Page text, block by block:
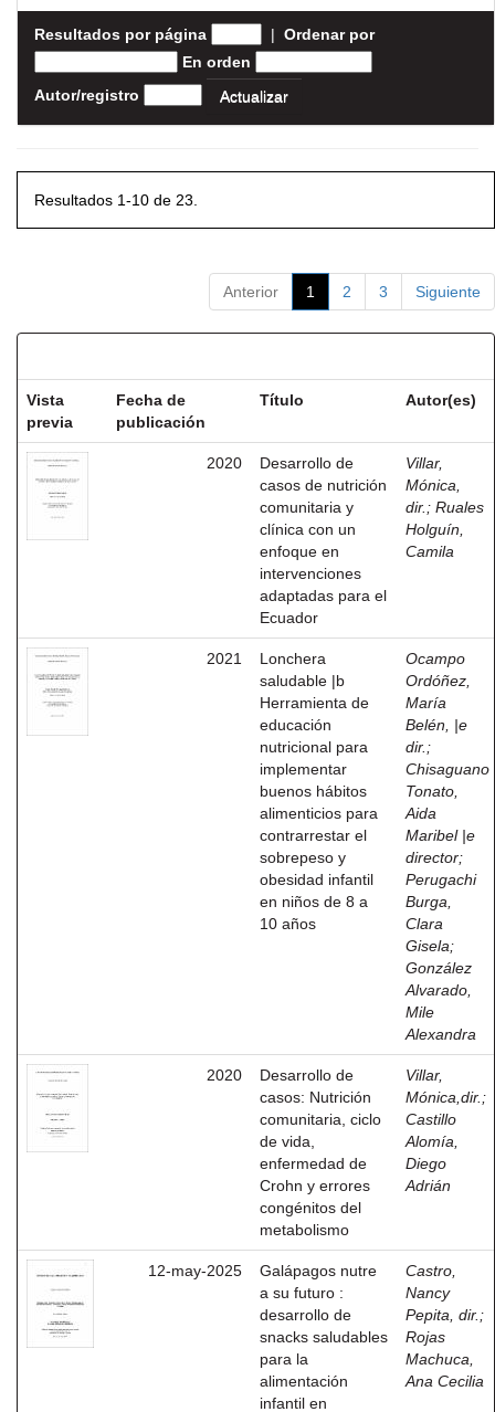
Resultados por página | Ordenar por
En orden
Autor/registro
Resultados 1-10 de 23.
Anterior 1 2 3 Siguiente
Vista
previa
Fecha de
publicación
Título Autor(es)
2020
Desarrollo de
casos de nutrición
comunitaria y
clínica con un
enfoque en
intervenciones
adaptadas para el
Ecuador
Villar,
Mónica,
dir. ; Ruales
Holguín,
Camila
2021
Lonchera
saludable |b
Herramienta de
educación
nutricional para
implementar
buenos hábitos
alimenticios para
contrarrestar el
sobrepeso y
obesidad infantil
en niños de 8 a
10 años
Ocampo
Ordóñez,
María
Belén, |e
dir. ;
Chisaguano
Tonato,
Aida
Maribel |e
director;
Perugachi
Burga,
Clara
Gisela;
González
Alvarado,
Mile
Alexandra
2020
Desarrollo de
casos: Nutrición
comunitaria, ciclo
de vida,
enfermedad de
Crohn y errores
congénitos del
metabolismo
Villar,
Mónica,dir. ;
Castillo
Alomía,
Diego
Adrián
12-may-2025
Galápagos nutre
a su futuro :
desarrollo de
snacks saludables
para la
alimentación
infantil en
Castro,
Nancy
Pepita, dir. ;
Rojas
Machuca,
Ana Cecilia